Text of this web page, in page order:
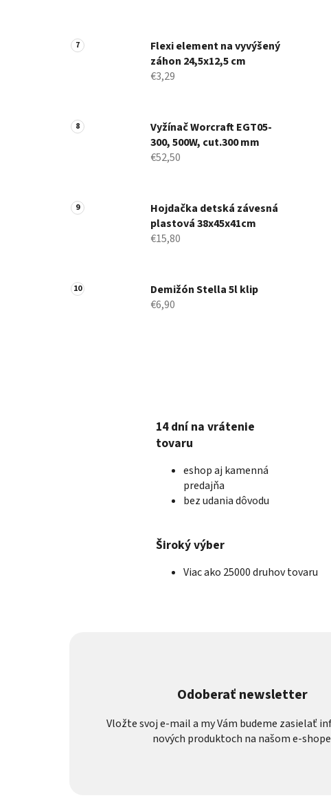
Flexi element na vyvýšený
záhon 24,5x12,5 cm
€3,29
Vyžínač Worcraft EGT05-
300, 500W, cut.300 mm
€52,50
Hojdačka detská závesná
plastová 38x45x41cm
€15,80
Demižón Stella 5l klip
€6,90
14 dní na vrátenie
tovaru
eshop aj kamenná
predajňa
bez udania dôvodu
Široký výber
Viac ako 25000 druhov tovaru
Odoberať newsletter
Vložte svoj e-mail a my Vám budeme zasielať
nových produktoch na našom e-